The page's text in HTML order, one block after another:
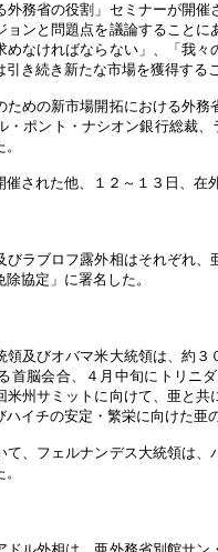
外務省の役割」セミナーが開
ンと問題点を議論すること
なければならない」、「我
き続き新たな市場を獲得する
ための新市場開拓における外
・ポント・ナシオン銀行総裁
催された他、１２～１３日、
びラブロフ露外相はそれぞれ
協定」に署名した。
領及びオバマ米大統領は、約
首脳会合、４月中旬にトリニ
米州サミットに向けて、亜と
イチの安定・繁栄に向けた亜
て、フェルナンデス大統領は